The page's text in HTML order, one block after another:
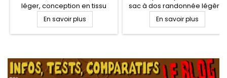
léger, conception en tissu
nylon 70D recyclé, qui résiste
à l'eau et aux éléments et se
range très facilement. Les
rabattable.
En savoir plus
sac à dos randonnée légère
pour transporter vos effets
personnels et
compartimenter votre sac à
respirante et robuste, pour
ranger du matériel humide
En savoir plus